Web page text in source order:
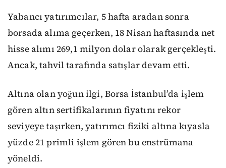
Yabancı yatırımcılar, 5 hafta aradan sonra
borsada alıma geçerken, 18 Nisan haftasında net
hisse alımı 269,1 milyon dolar olarak gerçekleşti.
Ancak, tahvil tarafında satışlar devam etti.
Altına olan yoğun ilgi, Borsa İstanbul’da işlem
gören altın sertifikalarının fiyatını rekor
seviyeye taşırken, yatırımcı fiziki altına kıyasla
yüzde 21 primli işlem gören bu enstrümana
yöneldi.